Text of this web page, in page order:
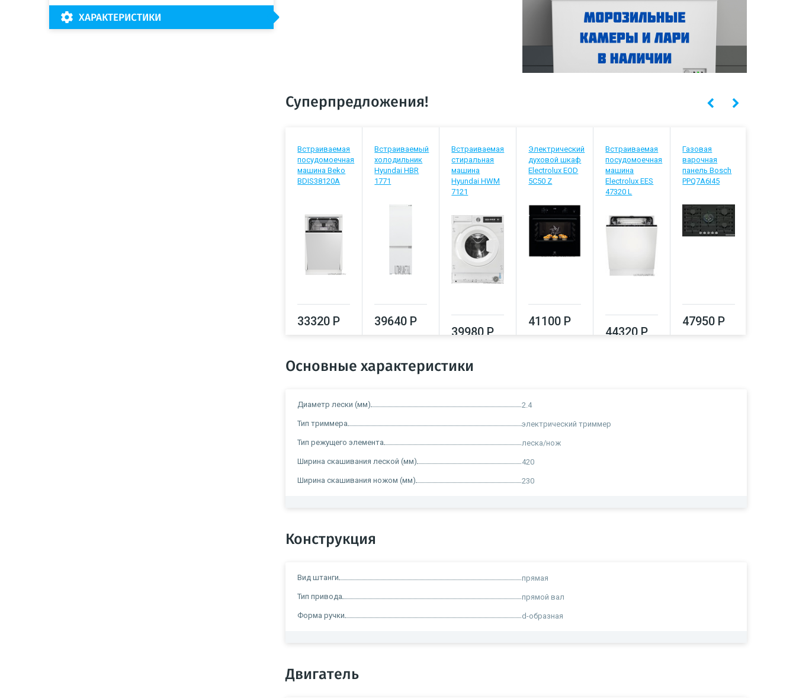
ХАРАКТЕРИСТИКИ
Суперпредложения!
Встраиваемая
посудомоечная
машина Beko
BDIS38120A
33320 Р
Встраиваемый
холодильник
Hyundai HBR
1771
39640 Р
Встраиваемая
стиральная
машина
Hyundai HWM
7121
39980 Р
Электрический
духовой шкаф
Electrolux EOD
5C50 Z
41100 Р
Встраиваемая
посудомоечная
машина
Electrolux EES
47320 L
44320 Р
Газовая
варочная
панель Bosch
PPQ7A6I45
47950 Р
Основные характеристики
Диаметр лески (мм) 2.4
Тип триммера электрический триммер
Тип режущего элемента леска/нож
Ширина скашивания леской (мм) 420
Ширина скашивания ножом (мм) 230
Конструкция
Вид штанги прямая
Тип привода прямой вал
Форма ручки d-образная
Двигатель